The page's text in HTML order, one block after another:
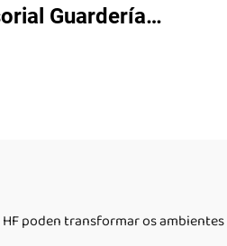
Guardería
poden transformar os